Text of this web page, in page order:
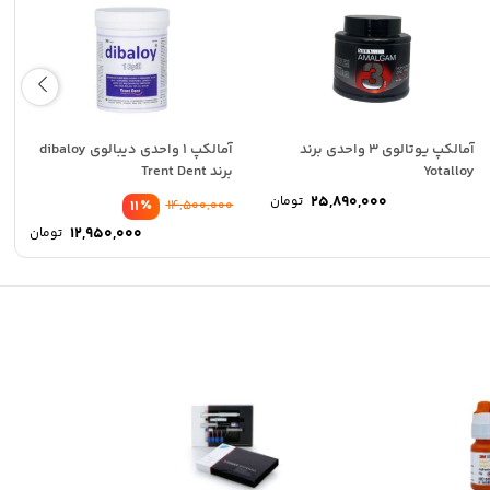
16,800,000 تومان
تومان.
آمالکپ یوتالوی 3 واحدی برند
Yotalloy
25,890,000 تومان
آمالکپ 1 واحدی دیبالوی dibaloy
برند Trent Dent
٪11 14,500,000
12,950,000 تومان